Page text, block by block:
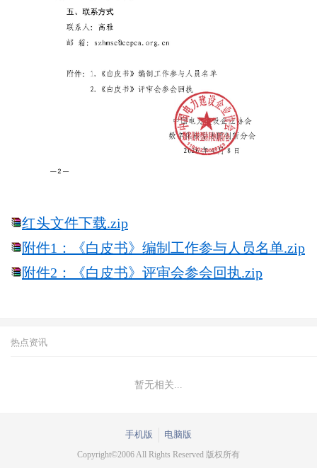
红头文件下载.zip
附件1：《白皮书》编制工作参与人员名单.zip
附件2：《白皮书》评审会参会回执.zip
热点资讯
暂无相关...
手机版 电脑版
Copyright©2006 All Rights Reserved 版权所有